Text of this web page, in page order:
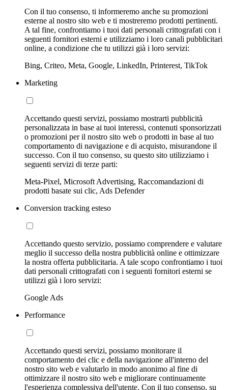
Con il tuo consenso, ti informeremo anche su promozioni
esterne al nostro sito web e ti mostreremo prodotti pertinenti.
A tal fine, confrontiamo i tuoi dati personali crittografati con i
seguenti fornitori esterni e utilizziamo i loro canali pubblicitari
online, a condizione che tu utilizzi già i loro servizi:
Bing, Criteo, Meta, Google, LinkedIn, Printerest, TikTok
Marketing
Accettando questi servizi, possiamo mostrarti pubblicità
personalizzata in base ai tuoi interessi, contenuti sponsorizzati
o promozioni per il nostro sito web o prodotti in base al tuo
comportamento di navigazione e di acquisto, misurandone il
successo. Con il tuo consenso, su questo sito utilizziamo i
seguenti servizi di terze parti:
Meta-Pixel, Microsoft Advertising, Raccomandazioni di
prodotti basate sui clic, Ads Defender
Conversion tracking esteso
Accettando questo servizio, possiamo comprendere e valutare
meglio il successo della nostra pubblicità online e ottimizzare
la nostra offerta pubblicitaria. A tale scopo confrontiamo i tuoi
dati personali crittografati con i seguenti fornitori esterni se
utilizzi già i loro servizi:
Google Ads
Performance
Accettando questi servizi, possiamo monitorare il
comportamento dei clic e della navigazione all'interno del
nostro sito web e valutarlo in modo anonimo al fine di
ottimizzare il nostro sito web e migliorare continuamente
l'esperienza complessiva dell'utente. Con il tuo consenso, su